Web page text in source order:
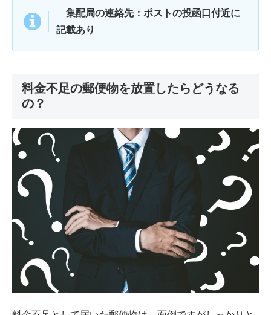
集配局の連絡先：ポストの投函口付近に
記載あり
料金不足の郵便物を放置したらどうなる
の？